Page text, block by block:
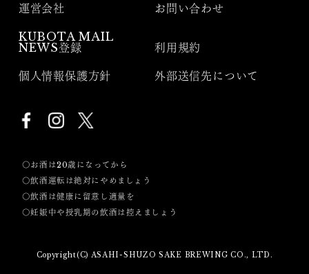
運営会社 お問い合わせ
KUBOTA MAIL
NEWS登録
利用規約
個人情報保護方針 外部送信先について
〇お酒は20歳になってから
〇飲酒運転は絶対にやめましょう
〇飲酒は健康に留意し適量を
〇妊娠中や授乳期の飲酒は控えましょう
Copyright(C) ASAHI-SHUZO SAKE BREWING CO., LTD.